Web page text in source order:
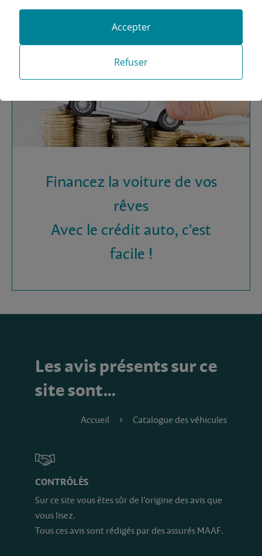
Obtenez vos devis MAAF
Financez la voiture de vos
rêves
Avec le crédit auto, c'est
facile !
Les avis présents sur ce
site sont…
Accueil Catalogue des véhicules
CONTRÔLÉS
Sur ce site vous êtes sûr de l’origine des avis que
vous lisez.
Tous ces avis sont rédigés par des assurés MAAF.
Refuser
Accepter